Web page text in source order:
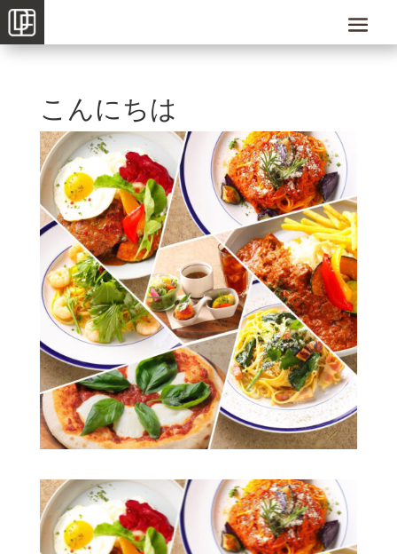
こんにちは